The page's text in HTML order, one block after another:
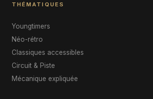
THÉMATIQUES
Youngtimers
Néo-rétro
Classiques accessibles
Circuit & Piste
Mécanique expliquée